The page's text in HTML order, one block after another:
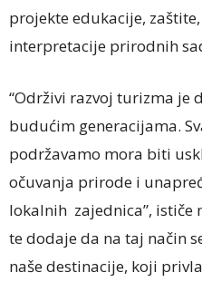
projekte edukacije,
interpretacije prirodnih
“Održivi razvoj turizma je
budućim generacijama.
podržavamo mora biti
očuvanja prirode i
lokalnih zajednica”, ističe
te dodaje da na taj način
naše destinacije, koji